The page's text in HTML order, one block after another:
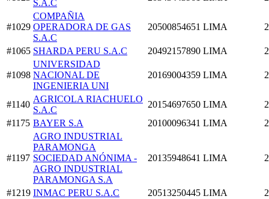
S.A.C
#1029
COMPAÑIA
OPERADORA DE GAS
S.A.C
20500854651 LIMA
#1065 SHARDA PERU S.A.C 20492157890 LIMA
#1098
UNIVERSIDAD
NACIONAL DE
INGENIERIA UNI
20169004359 LIMA
#1140
AGRICOLA RIACHUELO
S.A.C
20154697650 LIMA
#1175 BAYER S.A 20100096341 LIMA
#1197
AGRO INDUSTRIAL
PARAMONGA
SOCIEDAD ANÓNIMA -
AGRO INDUSTRIAL
PARAMONGA S.A
20135948641 LIMA
#1219 INMAC PERU S.A.C 20513250445 LIMA